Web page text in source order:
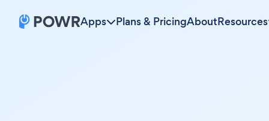
Apps Plans & PricingAboutResources